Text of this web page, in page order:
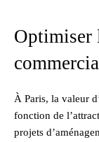
Optimiser
À Paris, la valeur
fonction de
projets